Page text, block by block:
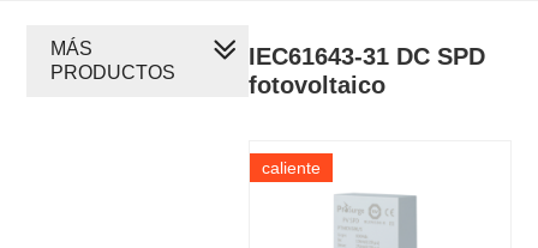
IEC61643-31 DC SPD
fotovoltaico
caliente
MÁS
PRODUCTOS